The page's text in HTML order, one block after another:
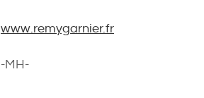
www.remygarnier.fr
-MH-